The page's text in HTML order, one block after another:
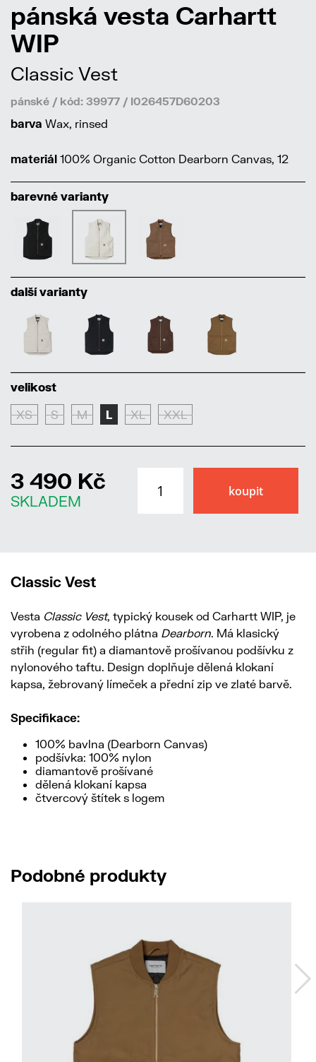
pánská vesta Carhartt
WIP
Classic Vest
pánské / kód: 39977 / I026457D60203
barva Wax, rinsed
materiál 100% Organic Cotton Dearborn Canvas, 12
barevné varianty
další varianty
velikost
XS S M L XL XXL
3 490 Kč
SKLADEM
Classic Vest
Vesta Classic Vest, typický kousek od Carhartt WIP, je
vyrobena z odolného plátna Dearborn. Má klasický
střih (regular fit) a diamantově prošívanou podšívku z
nylonového taftu. Design doplňuje dělená klokaní
kapsa, žebrovaný límeček a přední zip ve zlaté barvě.
Specifikace:
100% bavlna (Dearborn Canvas)
podšívka: 100% nylon
diamantově prošívané
dělená klokaní kapsa
čtvercový štítek s logem
Podobné produkty